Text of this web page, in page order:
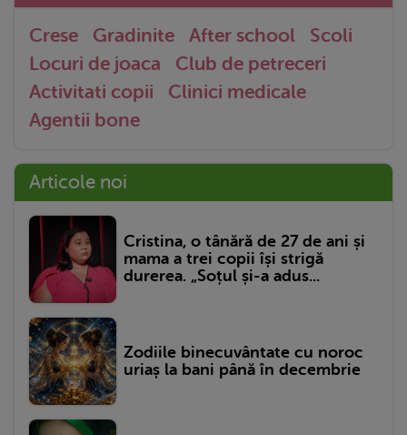
Crese Gradinite After school
Scoli
Locuri de joaca
Club de petreceri
Activitati copii
Clinici medicale
Agentii bone
Articole noi
Cristina, o tânără de 27 de ani și
mama a trei copii își strigă
durerea. „Soțul și-a adus...
Zodiile binecuvântate cu noroc
uriaș la bani până în decembrie